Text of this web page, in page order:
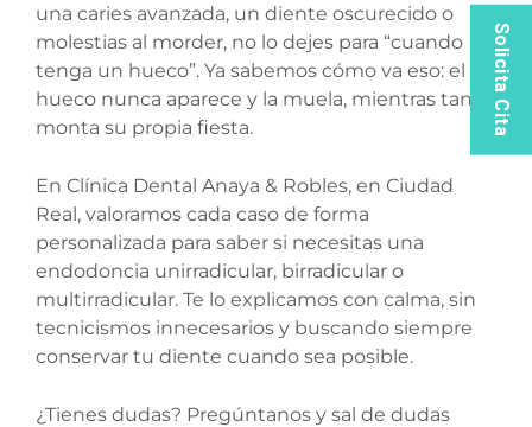
una caries avanzada, un diente oscurecido o
molestias al morder, no lo dejes para “cuando
tenga un hueco”. Ya sabemos cómo va eso: el
hueco nunca aparece y la muela, mientras tanto,
monta su propia fiesta.
En Clínica Dental Anaya & Robles, en Ciudad
Real, valoramos cada caso de forma
personalizada para saber si necesitas una
endodoncia unirradicular, birradicular o
multirradicular. Te lo explicamos con calma, sin
tecnicismos innecesarios y buscando siempre
conservar tu diente cuando sea posible.
¿Tienes dudas? Pregúntanos y sal de dudas
Solicita Cita